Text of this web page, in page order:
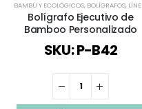
BAMBÚ Y ECOLÓGICOS, BOLÍGRAFOS, LÍNEA BAMBÚ
Bolígrafo Ejecutivo de
Bamboo Personalizado
SKU: P-B42